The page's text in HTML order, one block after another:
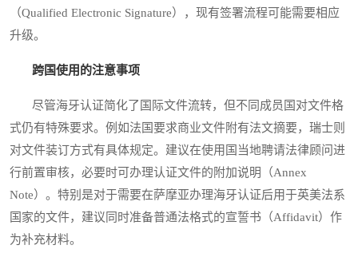
（Qualified Electronic Signature），现有签署流程可能需要相应
升级。
跨国使用的注意事项
尽管海牙认证简化了国际文件流转，但不同成员国对文件格
式仍有特殊要求。例如法国要求商业文件附有法文摘要，瑞士则
对文件装订方式有具体规定。建议在使用国当地聘请法律顾问进
行前置审核，必要时可办理认证文件的附加说明（Annex
Note）。特别是对于需要在萨摩亚办理海牙认证后用于英美法系
国家的文件，建议同时准备普通法格式的宣誓书（Affidavit）作
为补充材料。